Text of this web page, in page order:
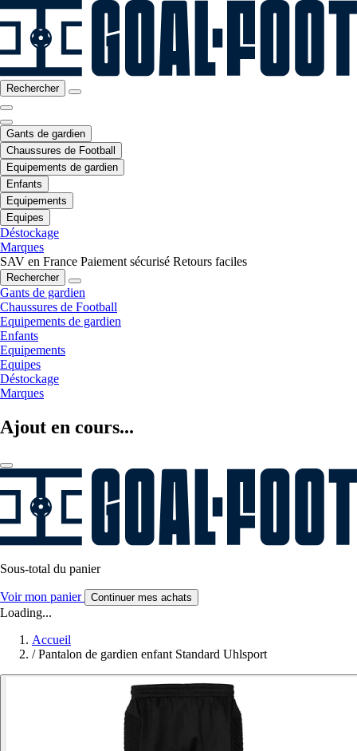
Rechercher
Gants de gardien
Chaussures de Football
Equipements de gardien
Enfants
Equipements
Equipes
Déstockage
Marques
SAV en France Paiement sécurisé Retours faciles
Rechercher
Gants de gardien
Chaussures de Football
Equipements de gardien
Enfants
Equipements
Equipes
Déstockage
Marques
Ajout en cours...
Sous-total du panier
Voir mon panier Continuer mes achats
Loading...
Accueil
/ Pantalon de gardien enfant Standard Uhlsport